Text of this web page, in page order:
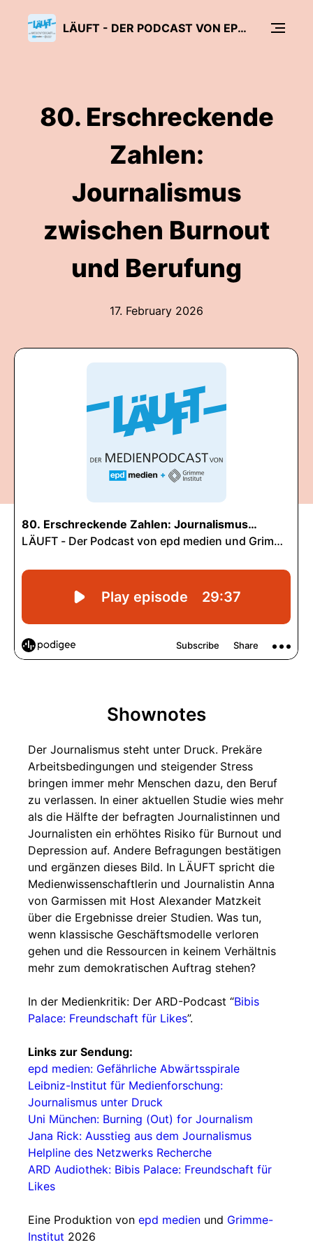
LÄUFT - DER PODCAST VON EPD MEDIEN UND GRIMME INSTITUT
80. Erschreckende
Zahlen:
Journalismus
zwischen Burnout
und Berufung
17. February 2026
Shownotes
Der Journalismus steht unter Druck. Prekäre
Arbeitsbedingungen und steigender Stress
bringen immer mehr Menschen dazu, den Beruf
zu verlassen. In einer aktuellen Studie wies mehr
als die Hälfte der befragten Journalistinnen und
Journalisten ein erhöhtes Risiko für Burnout und
Depression auf. Andere Befragungen bestätigen
und ergänzen dieses Bild. In LÄUFT spricht die
Medienwissenschaftlerin und Journalistin Anna
von Garmissen mit Host Alexander Matzkeit
über die Ergebnisse dreier Studien. Was tun,
wenn klassische Geschäftsmodelle verloren
gehen und die Ressourcen in keinem Verhältnis
mehr zum demokratischen Auftrag stehen?
In der Medienkritik: Der ARD-Podcast “Bibis
Palace: Freundschaft für Likes”.
Links zur Sendung:
epd medien: Gefährliche Abwärtsspirale
Leibniz-Institut für Medienforschung:
Journalismus unter Druck
Uni München: Burning (Out) for Journalism
Jana Rick: Ausstieg aus dem Journalismus
Helpline des Netzwerks Recherche
ARD Audiothek: Bibis Palace: Freundschaft für
Likes
Eine Produktion von epd medien und Grimme-
Institut 2026